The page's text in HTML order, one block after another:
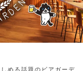
める話題のビアガーデ